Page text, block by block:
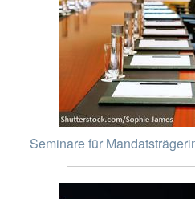
Seminare für